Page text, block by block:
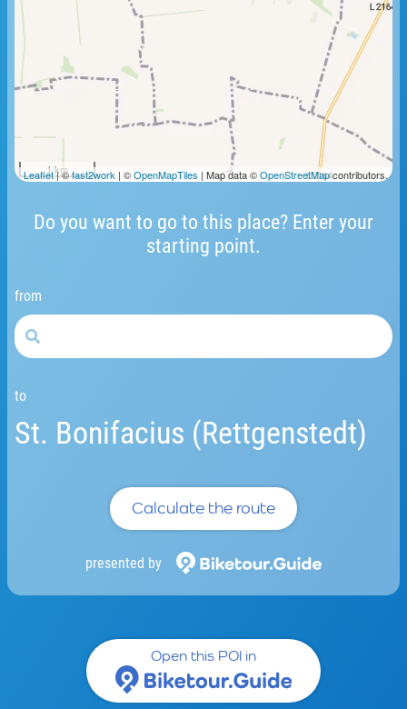
Do you want to go to this place? Enter your
starting point.
from
to
St. Bonifacius (Rettgenstedt)
Calculate the route
presented by
1 km
Leaflet| ©fast2work | ©OpenMapTiles | Map data ©OpenStreetMapcontributors.
Open this POI in